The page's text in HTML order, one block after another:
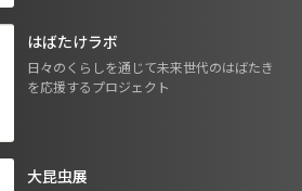
はばたけラボ
日々のくらしを通じて未来世代のはばたき
を応援するプロジェクト
大昆虫展